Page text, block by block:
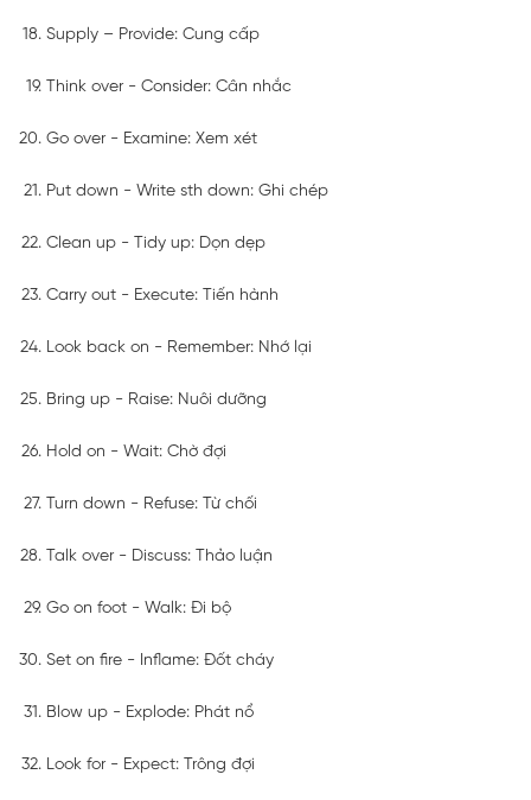
Supply – Provide: Cung cấp
Think over - Consider: Cân nhắc
Go over - Examine: Xem xét
Put down - Write sth down: Ghi chép
Clean up - Tidy up: Dọn dẹp
Carry out - Execute: Tiến hành
Look back on - Remember: Nhớ lại
Bring up - Raise: Nuôi dưỡng
Hold on - Wait: Chờ đợi
Turn down - Refuse: Từ chối
Talk over - Discuss: Thảo luận
Go on foot - Walk: Đi bộ
Set on fire - Inflame: Đốt cháy
Blow up - Explode: Phát nổ
Look for - Expect: Trông đợi